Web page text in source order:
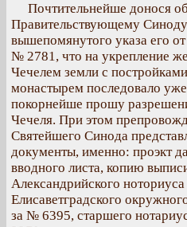
Почтительнейше донося
Правительствующему
вышепомянутого указа его
№ 2781, что на укрепление
Чечелем земли с
монастырем последовало
покорнейше прошу
Чечеля. При этом
Святейшего Синода
документы, именно: проэкт
вводного листа, копию
Александрийского
Елисаветградского
за № 6395, старшего